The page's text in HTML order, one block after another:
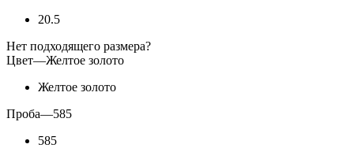
20.5
Нет подходящего размера?
Цвет—Желтое золото
Желтое золото
Проба—585
585